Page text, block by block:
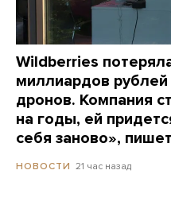
Wildberries
миллиардов рублей
дронов. Компания
на годы, ей
себя заново»,
НОВОСТИ 21 час назад